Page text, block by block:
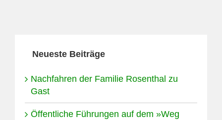
Neueste Beiträge
Nachfahren der Familie Rosenthal zu
Gast
Öffentliche Führungen auf dem »Weg